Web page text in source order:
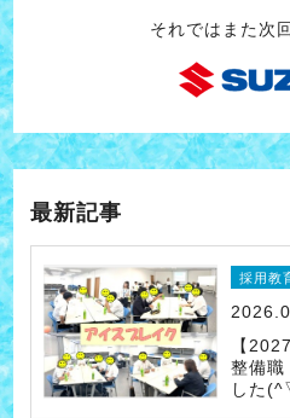
それではまた次
最新記事
採用教
【
整備職
した